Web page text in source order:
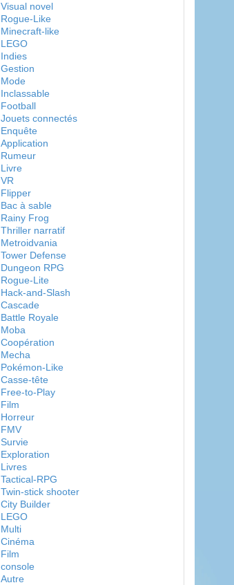
Visual novel
Rogue-Like
Minecraft-like
LEGO
Indies
Gestion
Mode
Inclassable
Football
Jouets connectés
Enquête
Application
Rumeur
Livre
VR
Flipper
Bac à sable
Rainy Frog
Thriller narratif
Metroidvania
Tower Defense
Dungeon RPG
Rogue-Lite
Hack-and-Slash
Cascade
Battle Royale
Moba
Coopération
Mecha
Pokémon-Like
Casse-tête
Free-to-Play
Film
Horreur
FMV
Survie
Exploration
Livres
Tactical-RPG
Twin-stick shooter
City Builder
LEGO
Multi
Cinéma
Film
console
Autre